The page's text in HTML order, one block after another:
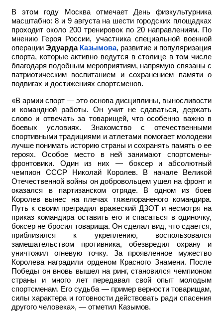
В этом году Москва отмечает День физкультурника
масштабно: 8 и 9 августа на шести городских площадках
проходит около 200 тренировок по 20 направлениям. По
мнению Героя России, участника специальной военной
операции Эдуарда Казымова, развитие и популяризация
спорта, которые активно ведутся в столице в том числе
благодаря подобным мероприятиям, напрямую связаны с
патриотическим воспитанием и сохранением памяти о
подвигах и достижениях спортсменов.
«В армии спорт — это основа дисциплины, выносливости
и командной работы. Он учит не сдаваться, держать
слово и отвечать за товарищей, что особенно важно в
боевых условиях. Знакомство с отечественными
спортивными традициями и атлетами помогает молодежи
лучше понимать историю страны и сохранять память о ее
героях. Особое место в ней занимают спортсмены-
фронтовики. Один из них — боксер и абсолютный
чемпион СССР Николай Королев. В начале Великой
Отечественной войны он добровольцем ушел на фронт и
оказался в партизанском отряде. В одном из боев
Королев вынес на плечах тяжелораненого командира.
Путь к своим преградил вражеский ДЗОТ и несмотря на
приказ командира оставить его и спасаться в одиночку,
боксер не бросил товарища. Он сделал вид, что сдается,
приблизился к укреплению, воспользовался
замешательством противника, обезвредил охрану и
уничтожил огневую точку. За проявленное мужество
Королева наградили орденом Красного Знамени. После
Победы он вновь вышел на ринг, становился чемпионом
страны и много лет передавал свой опыт молодым
спортсменам. Его судьба — пример верности товарищам,
силы характера и готовности действовать ради спасения
другого человека», — отметил Казымов.